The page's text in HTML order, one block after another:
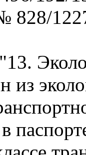
828/
из